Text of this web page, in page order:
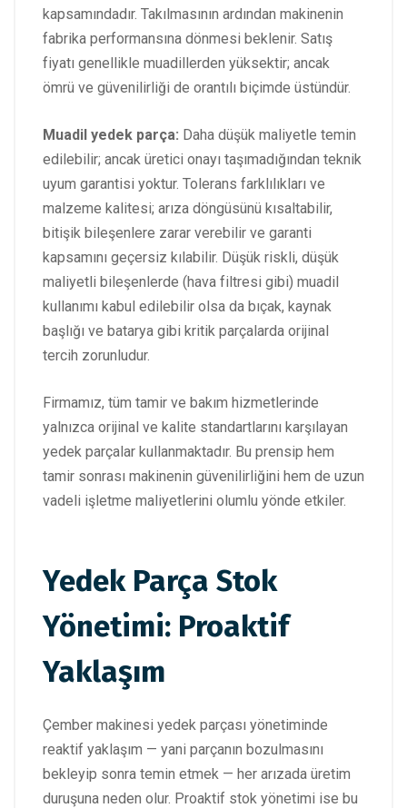
kapsamındadır. Takılmasının ardından makinenin
fabrika performansına dönmesi beklenir. Satış
fiyatı genellikle muadillerden yüksektir; ancak
ömrü ve güvenilirliği de orantılı biçimde üstündür.
Muadil yedek parça: Daha düşük maliyetle temin
edilebilir; ancak üretici onayı taşımadığından teknik
uyum garantisi yoktur. Tolerans farklılıkları ve
malzeme kalitesi; arıza döngüsünü kısaltabilir,
bitişik bileşenlere zarar verebilir ve garanti
kapsamını geçersiz kılabilir. Düşük riskli, düşük
maliyetli bileşenlerde (hava filtresi gibi) muadil
kullanımı kabul edilebilir olsa da bıçak, kaynak
başlığı ve batarya gibi kritik parçalarda orijinal
tercih zorunludur.
Firmamız, tüm tamir ve bakım hizmetlerinde
yalnızca orijinal ve kalite standartlarını karşılayan
yedek parçalar kullanmaktadır. Bu prensip hem
tamir sonrası makinenin güvenilirliğini hem de uzun
vadeli işletme maliyetlerini olumlu yönde etkiler.
Yedek Parça Stok
Yönetimi: Proaktif
Yaklaşım
Çember makinesi yedek parçası yönetiminde
reaktif yaklaşım — yani parçanın bozulmasını
bekleyip sonra temin etmek — her arızada üretim
duruşuna neden olur. Proaktif stok yönetimi ise bu